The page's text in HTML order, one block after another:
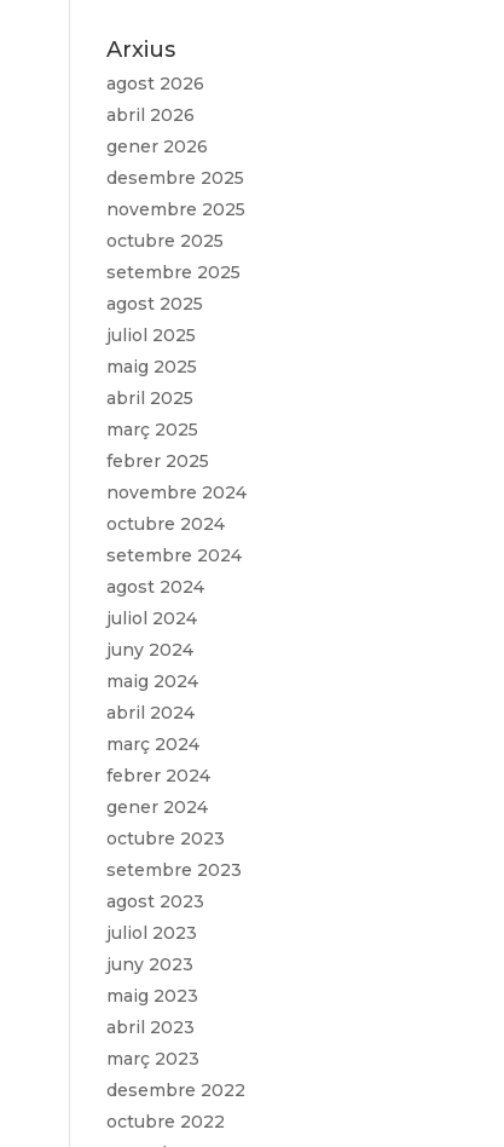
Arxius
agost 2026
abril 2026
gener 2026
desembre 2025
novembre 2025
octubre 2025
setembre 2025
agost 2025
juliol 2025
maig 2025
abril 2025
març 2025
febrer 2025
novembre 2024
octubre 2024
setembre 2024
agost 2024
juliol 2024
juny 2024
maig 2024
abril 2024
març 2024
febrer 2024
gener 2024
octubre 2023
setembre 2023
agost 2023
juliol 2023
juny 2023
maig 2023
abril 2023
març 2023
desembre 2022
octubre 2022